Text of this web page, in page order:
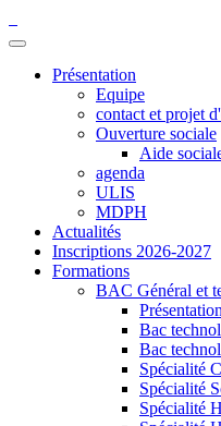
Présentation
Equipe
contact et projet
Ouverture sociale
Aide
agenda
ULIS
MDPH
Actualités
Inscriptions 2026-2027
Formations
BAC Général et
Présentation
Bac
Bac
Spécialité
Spécialité
Spécialité